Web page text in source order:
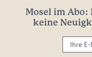
Mosel im
keine
Ihre
E-